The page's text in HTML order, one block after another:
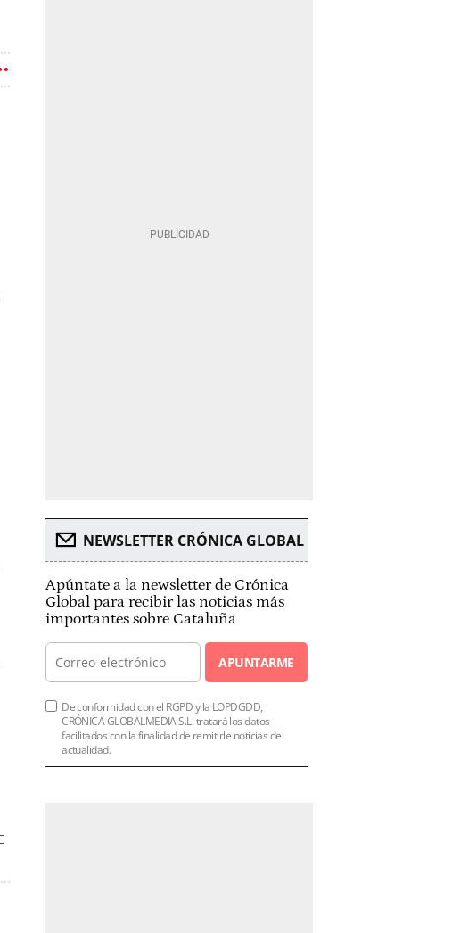
NEWSLETTER CRÓNICA GLOBAL
Apúntate a la newsletter de Crónica
Global para recibir las noticias más
importantes sobre Cataluña
APUNTARME
De conformidad con el RGPD y la LOPDGDD,
CRÓNICA GLOBALMEDIA S.L. tratará los datos
facilitados con la finalidad de remitirle noticias de
actualidad.